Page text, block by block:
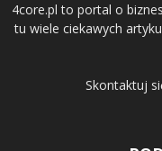
4core.pl to portal o
tu wiele ciekawych
Skontaktuj